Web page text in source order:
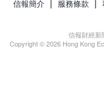
信報簡介 | 服務條款 |
信報財經新
Copyright © 2026 Hong Kong